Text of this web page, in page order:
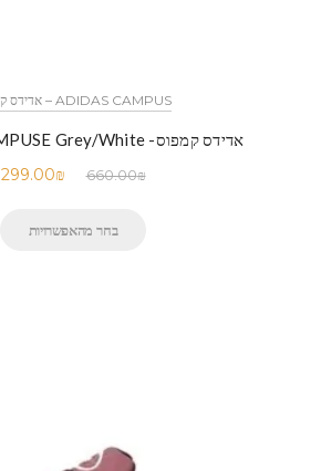
ADIDAS CAMPUS – אדידס קמפוס
אדידס קמפוס- ADIDAS CAMPUSE Grey/White
660.00₪
299.00₪
בחר מהאפשרויות